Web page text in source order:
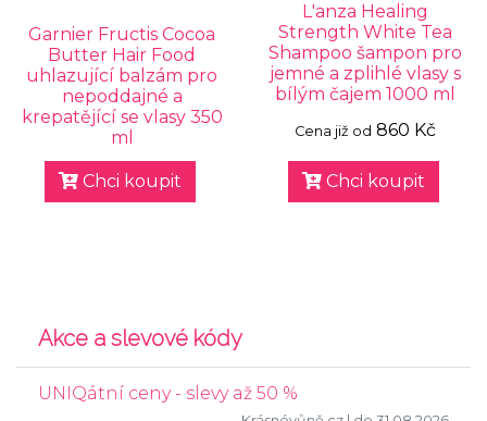
Garnier Fructis Cocoa
Butter Hair Food
uhlazující balzám pro
nepoddajné a
krepatějící se vlasy 350
ml
Chci koupit
L'anza Healing
Strength White Tea
Shampoo šampon pro
jemné a zplihlé vlasy s
bílým čajem 1000 ml
Cena již od 860 Kč
Chci koupit
Akce a slevové kódy
UNIQátní ceny - slevy až 50 %